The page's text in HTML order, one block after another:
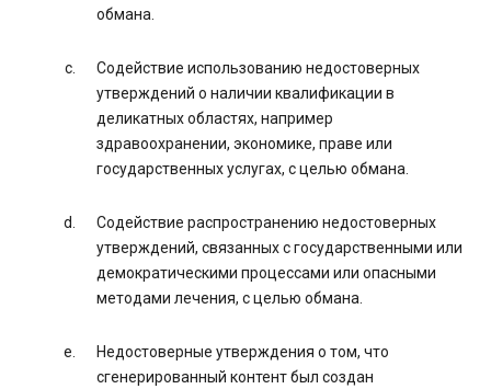
обмана.
Содействие использованию недостоверных
утверждений о наличии квалификации в
деликатных областях, например
здравоохранении, экономике, праве или
государственных услугах, с целью обмана.
Содействие распространению недостоверных
утверждений, связанных с государственными или
демократическими процессами или опасными
методами лечения, с целью обмана.
Недостоверные утверждения о том, что
сгенерированный контент был создан